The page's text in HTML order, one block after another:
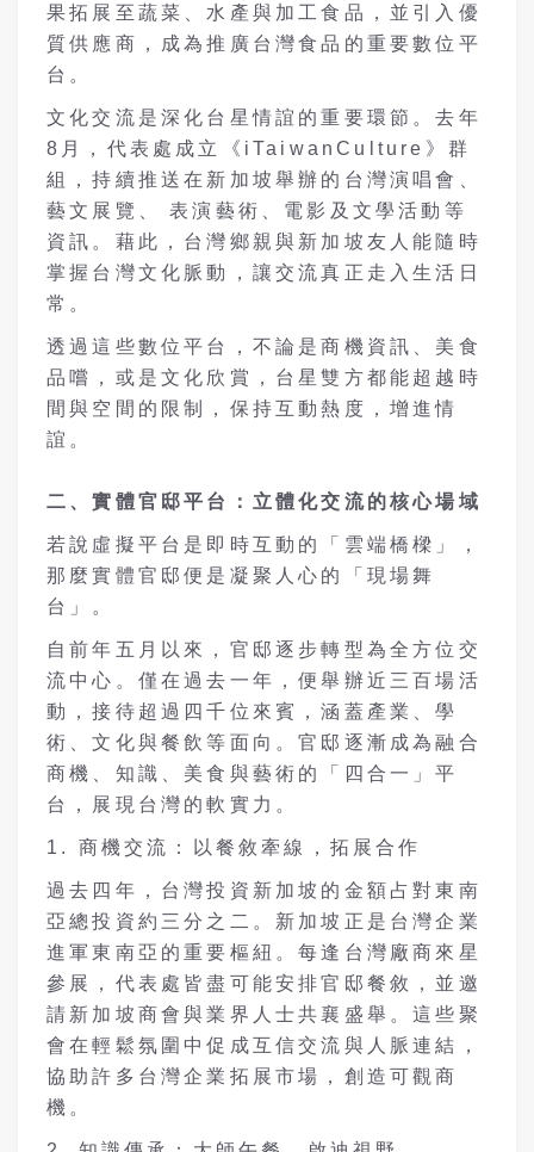
果拓展至蔬菜、水產與加工食品，並引入優
質供應商，成為推廣台灣食品的重要數位平
台。
文化交流是深化台星情誼的重要環節。去年
8月，代表處成立《iTaiwanCulture》群
組，持續推送在新加坡舉辦的台灣演唱會、
藝文展覽、 表演藝術、電影及文學活動等
資訊。藉此，台灣鄉親與新加坡友人能隨時
掌握台灣文化脈動，讓交流真正走入生活日
常。
透過這些數位平台，不論是商機資訊、美食
品嚐，或是文化欣賞，台星雙方都能超越時
間與空間的限制，保持互動熱度，增進情
誼。
二、實體官邸平台：立體化交流的核心場域
若說虛擬平台是即時互動的「雲端橋樑」，
那麼實體官邸便是凝聚人心的「現場舞
台」。
自前年五月以來，官邸逐步轉型為全方位交
流中心。僅在過去一年，便舉辦近三百場活
動，接待超過四千位來賓，涵蓋產業、學
術、文化與餐飲等面向。官邸逐漸成為融合
商機、知識、美食與藝術的「四合一」平
台，展現台灣的軟實力。
1. 商機交流：以餐敘牽線，拓展合作
過去四年，台灣投資新加坡的金額占對東南
亞總投資約三分之二。新加坡正是台灣企業
進軍東南亞的重要樞紐。每逢台灣廠商來星
參展，代表處皆盡可能安排官邸餐敘，並邀
請新加坡商會與業界人士共襄盛舉。這些聚
會在輕鬆氛圍中促成互信交流與人脈連結，
協助許多台灣企業拓展市場，創造可觀商
機。